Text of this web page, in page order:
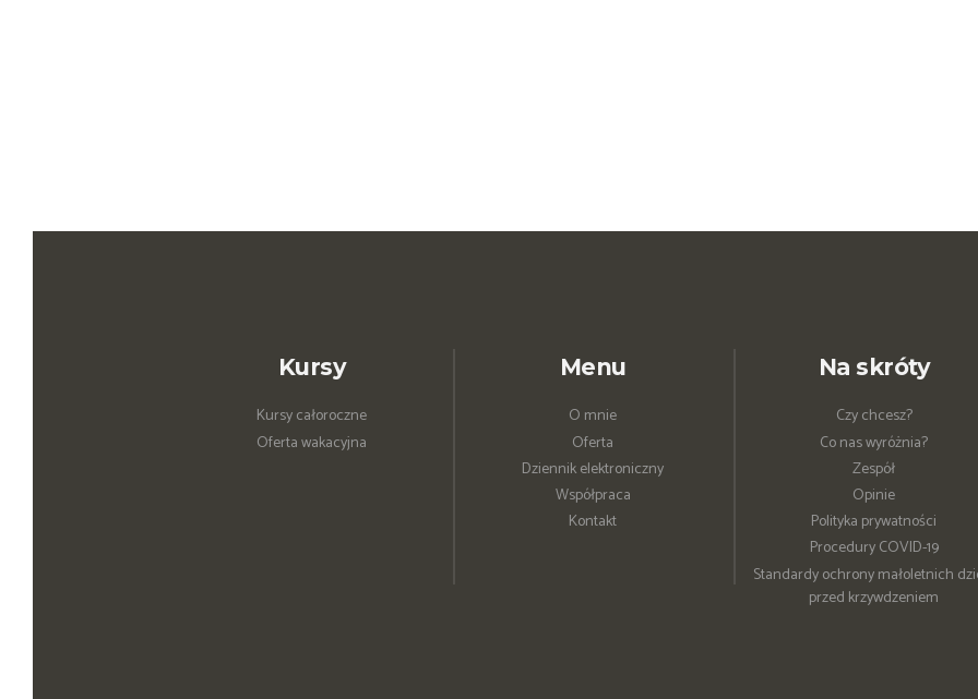
Kursy
Kursy całoroczne
Oferta wakacyjna
Menu
O mnie
Oferta
Dziennik elektroniczny
Współpraca
Kontakt
Na skróty
Czy chcesz?
Co nas wyróżnia?
Zespół
Opinie
Polityka prywatności
Procedury COVID-19
Standardy ochrony małoletnich
przed krzywdzeniem